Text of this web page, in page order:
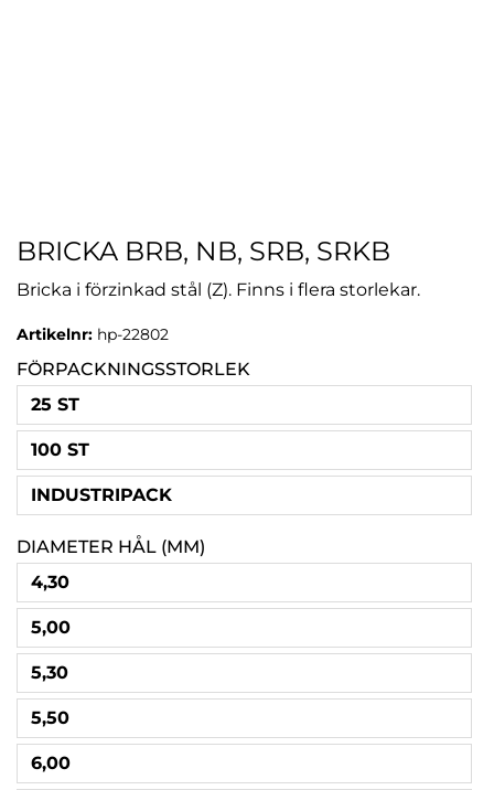
BRICKA BRB, NB, SRB, SRKB
Bricka i förzinkad stål (Z). Finns i flera storlekar.
Artikelnr: hp-22802
FÖRPACKNINGSSTORLEK
25 ST
100 ST
INDUSTRIPACK
DIAMETER HÅL (MM)
4,30
5,00
5,30
5,50
6,00